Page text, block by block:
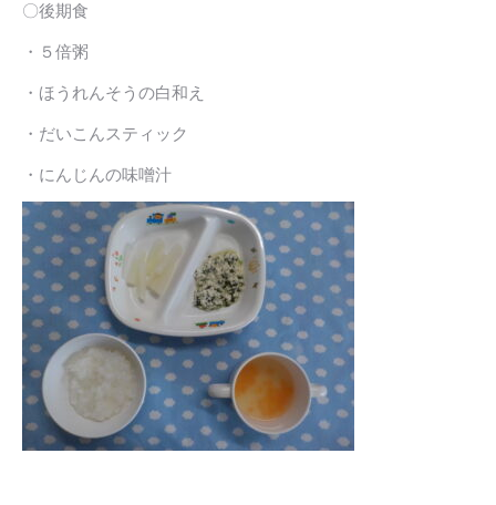
〇後期食
・５倍粥
・ほうれんそうの白和え
・だいこんスティック
・にんじんの味噌汁